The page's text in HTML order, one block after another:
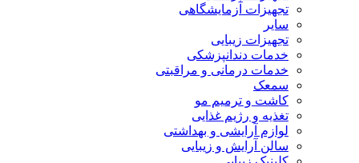
تجهیزات آزمایشگاهی
سایر
تجهیزات زیبایی
خدمات دندانپزشکی
خدمات درمانی و مراقبتی
سمعک
کاشت و ترمیم مو
تغذیه و رژیم غذایی
لوازم آرایشی و بهداشتی
سالن آرایش و زیبایی